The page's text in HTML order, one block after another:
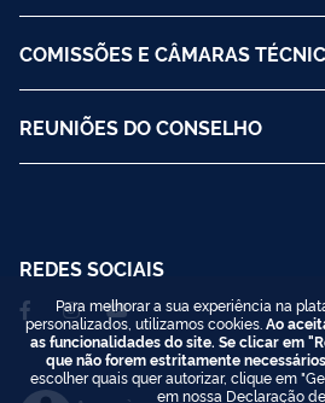
COMISSÕES E CÂMARAS
REUNIÕES DO CONSELHO
REDES SOCIAIS
Para melhorar a sua experiência na
personalizados, utilizamos cookies. Ao
as funcionalidades do site. Se clicar em
que não forem estritamente
escolher quais quer autorizar, clique em
em nossa Declaração